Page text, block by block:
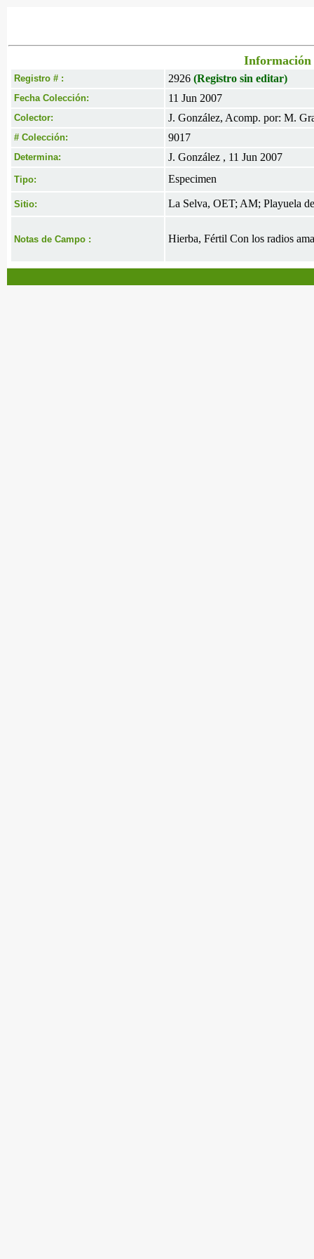
Información
Registro # : 2926 (Registro sin editar)
Fecha Colección: 11 Jun 2007
Colector: J. González, Acomp. por: M.
# Colección: 9017
Determina: J. González , 11 Jun 2007
Tipo: Especimen
Sitio: La Selva, OET; AM; Playuela
Notas de Campo : Hierba, Fértil Con los radios